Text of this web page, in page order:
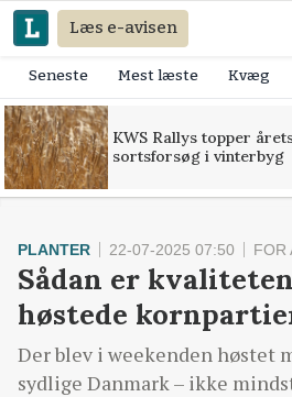
Læs e-avisen
Seneste Mest læste Kvæg
KWS Rallys topper
sortsforsøg i vinterbyg
PLANTER 22-07-2025 07:50 FOR
Sådan er
høstede
Der blev i weekenden høstet
sydlige Danmark – ikke